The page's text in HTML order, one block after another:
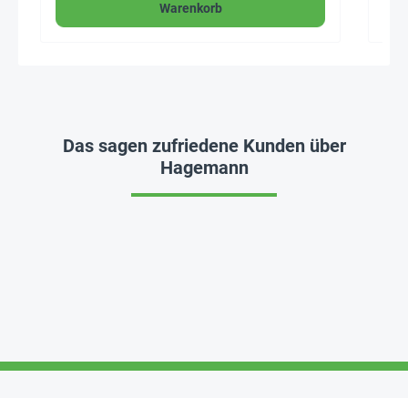
Warenkorb
Das sagen zufriedene Kunden über
Hagemann